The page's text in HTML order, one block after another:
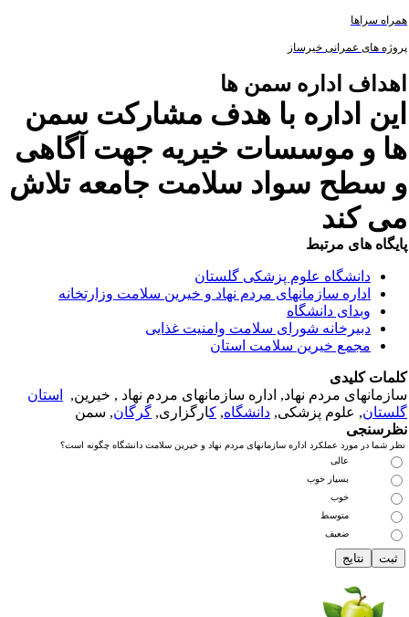
سراها
های عمرانی خیرساز
اداره سمن ها
اداره با هدف مشارکت سمن
و موسسات خیریه جهت آگاهی
سطح سواد سلامت جامعه تلاش
کند
های مرتبط
دانشگاه علوم پزشکی گلستان
اداره سازمانهای مردم نهاد و خیرین سلامت وزارتخانه
وبدای دانشگاه
دبیرخانه شورای سلامت وامنیت غذایی
مجمع خیرین سلامت استان
کلیدی
مردم نهاد, اداره سازمانهای مردم نهاد , خیرین,استان
, علوم پزشکی, دانشگاه,ک ارگزاری,گرگان, سمن
شما در مورد عملکرد اداره سازمانهای مردم نهاد و خیرین سلامت دانشگاه چگونه است؟
عالی
بسیار خوب
خوب
متوسط
ضعیف